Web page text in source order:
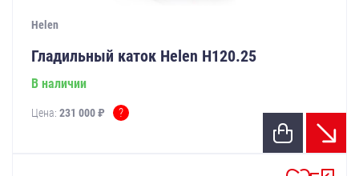
Helen
Гладильный каток Helen Н120.25
В наличии
Цена: 231 000 ₽ ?